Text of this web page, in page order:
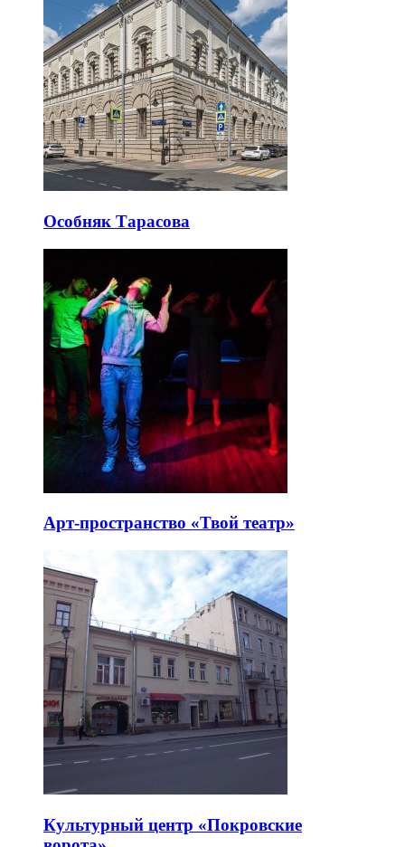
Особняк Тарасова
Арт-пространство «Твой театр»
Культурный центр «Покровские